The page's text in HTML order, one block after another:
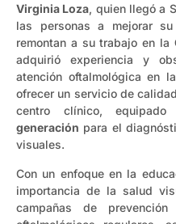
Virginia Loza, quien llegó a
las personas a mejorar
remontan a su trabajo en la
adquirió experiencia y
atención oftalmológica en
ofrecer un servicio de
centro clínico,
generación para el
visuales​.
Con un enfoque en la
importancia de la salud
campañas de